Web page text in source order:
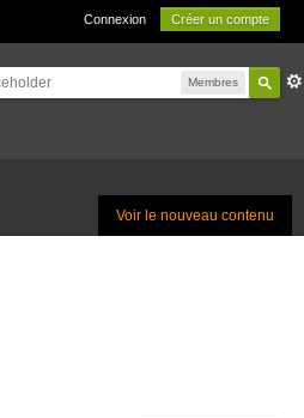
Connexion Créer un compte
Membres
Voir le nouveau contenu